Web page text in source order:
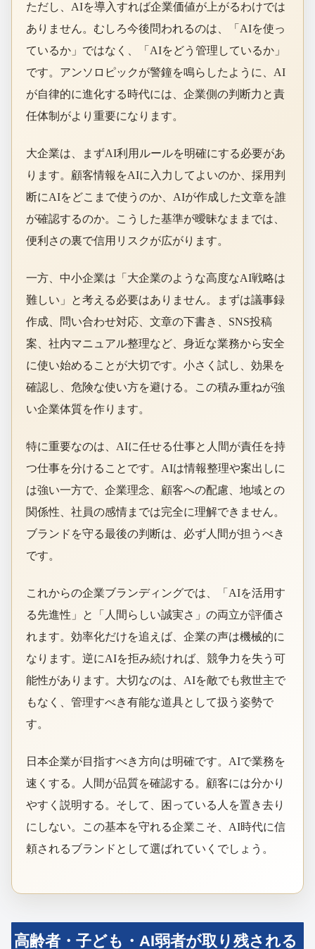
ただし、AIを導入すれば企業価値が上がるわけでは
ありません。むしろ今後問われるのは、「AIを使っ
ているか」ではなく、「AIをどう管理しているか」
です。アンソロピックが警鐘を鳴らしたように、AI
が自律的に進化する時代には、企業側の判断力と責
任体制がより重要になります。
大企業は、まずAI利用ルールを明確にする必要があ
ります。顧客情報をAIに入力してよいのか、採用判
断にAIをどこまで使うのか、AIが作成した文章を誰
が確認するのか。こうした基準が曖昧なままでは、
便利さの裏で信用リスクが広がります。
一方、中小企業は「大企業のような高度なAI戦略は
難しい」と考える必要はありません。まずは議事録
作成、問い合わせ対応、文章の下書き、SNS投稿
案、社内マニュアル整理など、身近な業務から安全
に使い始めることが大切です。小さく試し、効果を
確認し、危険な使い方を避ける。この積み重ねが強
い企業体質を作ります。
特に重要なのは、AIに任せる仕事と人間が責任を持
つ仕事を分けることです。AIは情報整理や案出しに
は強い一方で、企業理念、顧客への配慮、地域との
関係性、社員の感情までは完全に理解できません。
ブランドを守る最後の判断は、必ず人間が担うべき
です。
これからの企業ブランディングでは、「AIを活用す
る先進性」と「人間らしい誠実さ」の両立が評価さ
れます。効率化だけを追えば、企業の声は機械的に
なります。逆にAIを拒み続ければ、競争力を失う可
能性があります。大切なのは、AIを敵でも救世主で
もなく、管理すべき有能な道具として扱う姿勢で
す。
日本企業が目指すべき方向は明確です。AIで業務を
速くする。人間が品質を確認する。顧客には分かり
やすく説明する。そして、困っている人を置き去り
にしない。この基本を守れる企業こそ、AI時代に信
頼されるブランドとして選ばれていくでしょう。
高齢者・子ども・AI弱者が取り残される